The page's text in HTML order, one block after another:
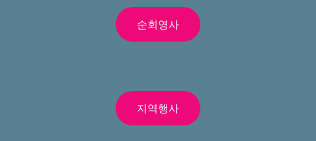
순회영사
지역행사